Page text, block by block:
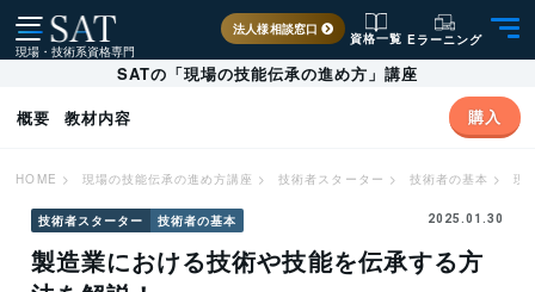
現場・技術系資格専門
法人様相談窓口
資格一覧 Eラーニング
SATの「現場の技能伝承の進め方」講座
概要
教材内容 購入
HOME > 現場の技能伝承の進め方講座 > 技術者スターター > 技術者の基本 > 現
技術者スターター 技術者の基本 2025.01.30
製造業における技術や技能を伝承する方